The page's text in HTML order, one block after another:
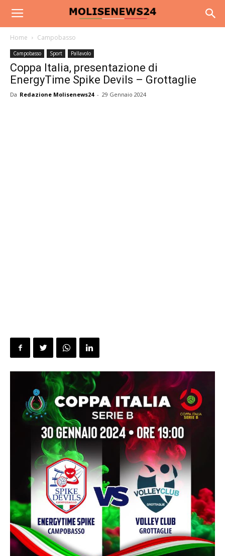
Home Campobasso
Campobasso Sport Pallavolo
Coppa Italia, presentazione di
EnergyTime Spike Devils – Grottaglie
Da Redazione Molisenews24 - 29 Gennaio 2024